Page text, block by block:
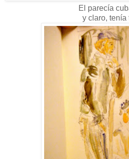
El parecía
y claro, tenía